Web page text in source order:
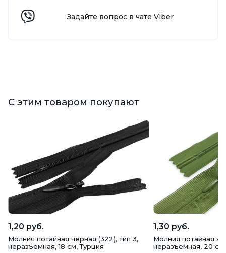
Задайте вопрос в чате Viber
С этим товаром покупают
1,20 руб.
Молния потайная черная (322), тип 3,
неразъемная, 18 см, Турция
1,30 руб.
Молния потайная
неразъемная, 20